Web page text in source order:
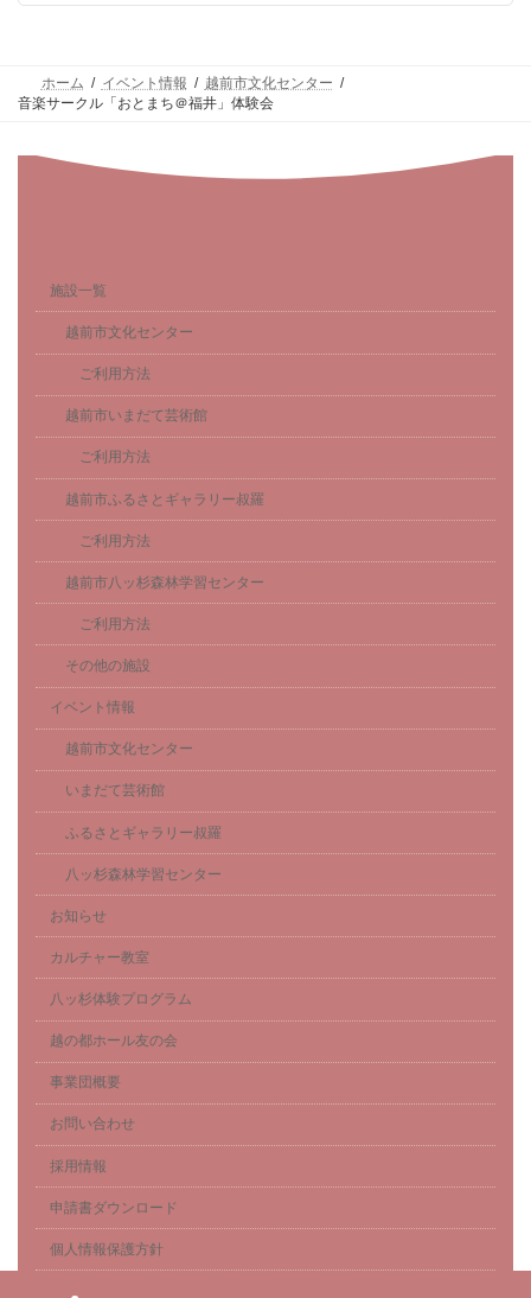
ホーム イベント情報
越前市文化センター
音楽サークル「おとまち＠福井」体験会
施設一覧
越前市文化センター
ご利用方法
越前市いまだて芸術館
ご利用方法
越前市ふるさとギャラリー叔羅
ご利用方法
越前市八ッ杉森林学習センター
ご利用方法
その他の施設
イベント情報
越前市文化センター
いまだて芸術館
ふるさとギャラリー叔羅
八ッ杉森林学習センター
お知らせ
カルチャー教室
八ッ杉体験プログラム
越の都ホール友の会
事業団概要
お問い合わせ
採用情報
申請書ダウンロード
個人情報保護方針